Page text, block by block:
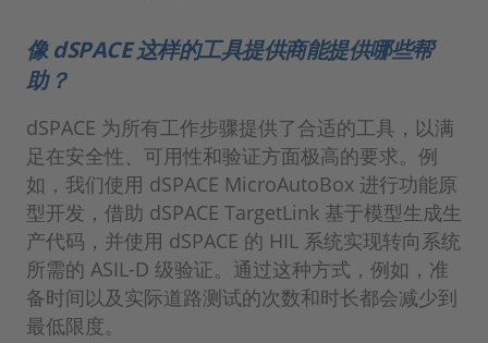
像 dSPACE 这样的工具提供商能提供哪些帮
助？
dSPACE 为所有工作步骤提供了合适的工具，以满
足在安全性、可用性和验证方面极高的要求。例
如，我们使用 dSPACE MicroAutoBox 进行功能原
型开发，借助 dSPACE TargetLink 基于模型生成生
产代码，并使用 dSPACE 的 HIL 系统实现转向系统
所需的 ASIL-D 级验证。通过这种方式，例如，准
备时间以及实际道路测试的次数和时长都会减少到
最低限度。